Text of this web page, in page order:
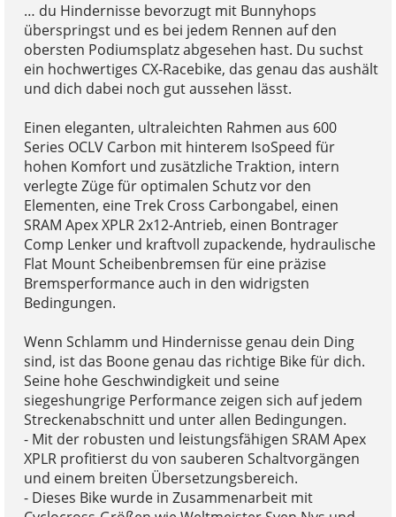
… du Hindernisse bevorzugt mit Bunnyhops
überspringst und es bei jedem Rennen auf den
obersten Podiumsplatz abgesehen hast. Du suchst
ein hochwertiges CX-Racebike, das genau das aushält
und dich dabei noch gut aussehen lässt.
Einen eleganten, ultraleichten Rahmen aus 600
Series OCLV Carbon mit hinterem IsoSpeed für
hohen Komfort und zusätzliche Traktion, intern
verlegte Züge für optimalen Schutz vor den
Elementen, eine Trek Cross Carbongabel, einen
SRAM Apex XPLR 2x12-Antrieb, einen Bontrager
Comp Lenker und kraftvoll zupackende, hydraulische
Flat Mount Scheibenbremsen für eine präzise
Bremsperformance auch in den widrigsten
Bedingungen.
Wenn Schlamm und Hindernisse genau dein Ding
sind, ist das Boone genau das richtige Bike für dich.
Seine hohe Geschwindigkeit und seine
siegeshungrige Performance zeigen sich auf jedem
Streckenabschnitt und unter allen Bedingungen.
- Mit der robusten und leistungsfähigen SRAM Apex
XPLR profitierst du von sauberen Schaltvorgängen
und einem breiten Übersetzungsbereich.
- Dieses Bike wurde in Zusammenarbeit mit